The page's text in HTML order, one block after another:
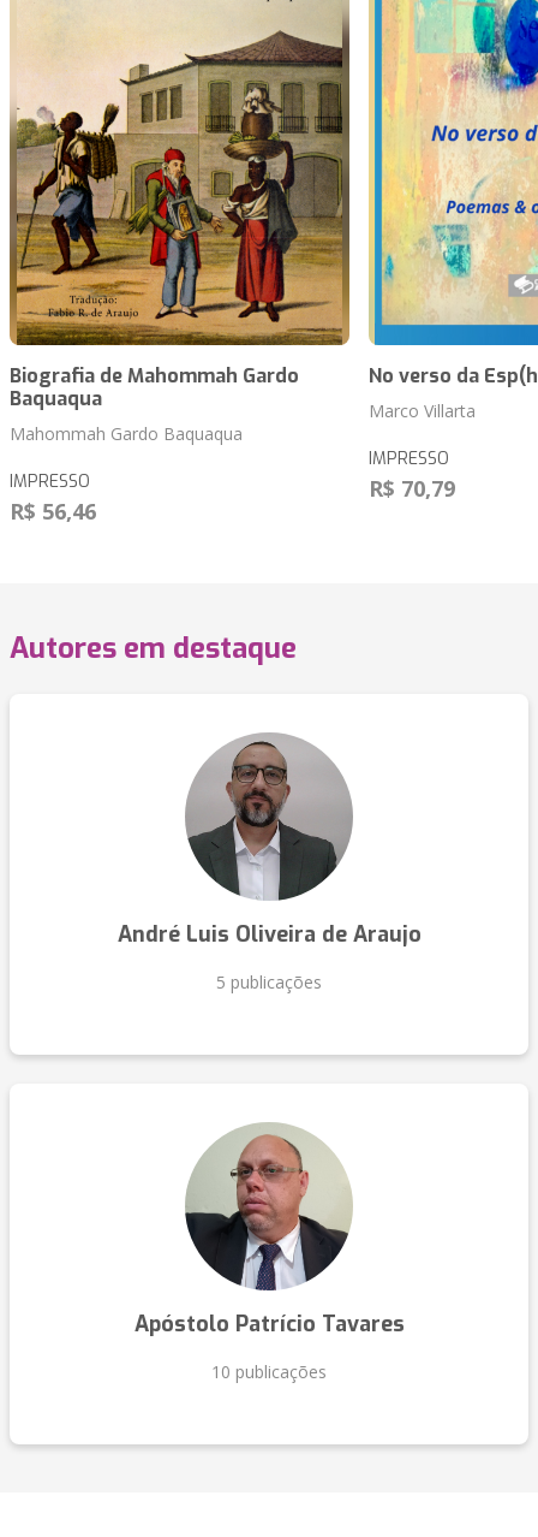
Biografia de Mahommah Gardo
Baquaqua
Mahommah Gardo Baquaqua
IMPRESSO
R$ 56,46
No verso da
Marco Villarta
IMPRESSO
R$ 70,79
Autores em destaque
André Luis Oliveira de Araujo
5 publicações
Apóstolo Patrício Tavares
10 publicações